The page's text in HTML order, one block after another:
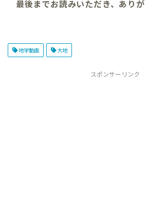
最後までお読みいただき、あり
地学動画 大地
スポンサーリンク